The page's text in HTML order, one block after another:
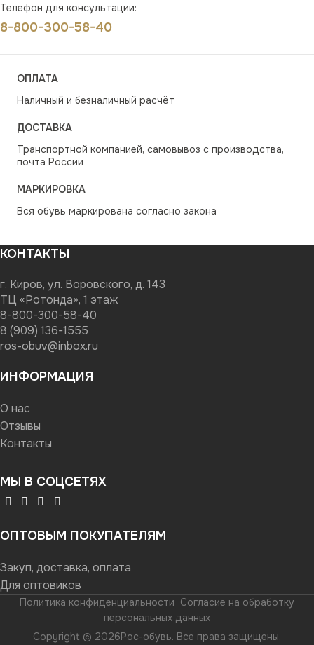
Телефон для консультации:
8-800-300-58-40
ОПЛАТА
Наличный и безналичный расчёт
ДОСТАВКА
Транспортной компанией, самовывоз с производства,
почта России
МАРКИРОВКА
Вся обувь маркирована согласно закона
КОНТАКТЫ
г. Киров, ул. Воровского, д. 143
ТЦ «Ротонда», 1 этаж
8-800-300-58-40
8 (909) 136-1555
ros-obuv@inbox.ru
ИНФОРМАЦИЯ
О нас
Отзывы
Контакты
МЫ В СОЦСЕТЯХ
ОПТОВЫМ ПОКУПАТЕЛЯМ
Закуп, доставка, оплата
Для оптовиков
Политика конфиденциальности Согласие на обработку
персональных данных
Copyright © 2026Рос-обувь. Все права защищены.